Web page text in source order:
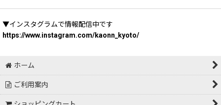
▼インスタグラムで情報配信中です
https://www.instagram.com/kaonn_kyoto/
ホーム
ご利用案内